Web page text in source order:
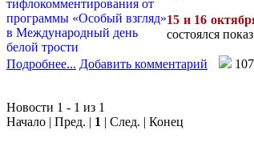
15 и 16
состоялся
Подробнее... Добавить комментарий
Новости 1 - 1 из 1
Начало | Пред. | 1 | След. | Конец